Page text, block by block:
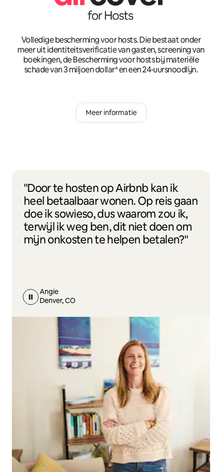
Volledige bescherming voor hosts. Die bestaat onder
meer uit identiteitsverificatie van gasten, screening van
boekingen, de Bescherming voor hosts bij materiële
schade van 3 miljoen dollar* en een 24-uursnoodlijn.
Meer informatie
"Door te hosten op Airbnb kan ik
heel betaalbaar wonen. Op reis gaan
doe ik sowieso, dus waarom zou ik,
terwijl ik weg ben, dit niet doen om
mijn onkosten te helpen betalen?"
Angie
Denver, CO